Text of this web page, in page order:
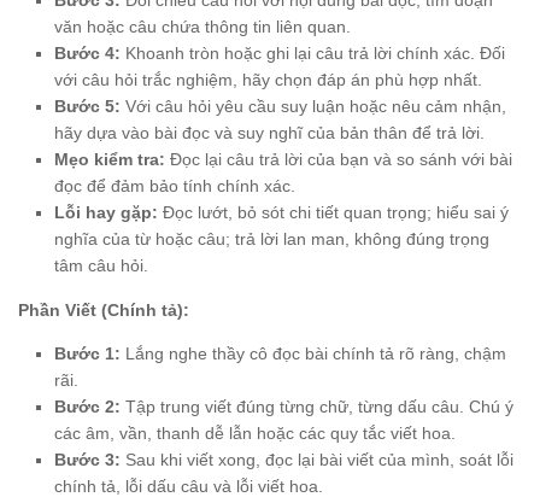
văn hoặc câu chứa thông tin liên quan.
Bước 4: Khoanh tròn hoặc ghi lại câu trả lời chính xác. Đối
với câu hỏi trắc nghiệm, hãy chọn đáp án phù hợp nhất.
Bước 5: Với câu hỏi yêu cầu suy luận hoặc nêu cảm nhận,
hãy dựa vào bài đọc và suy nghĩ của bản thân để trả lời.
Mẹo kiểm tra: Đọc lại câu trả lời của bạn và so sánh với bài
đọc để đảm bảo tính chính xác.
Lỗi hay gặp: Đọc lướt, bỏ sót chi tiết quan trọng; hiểu sai ý
nghĩa của từ hoặc câu; trả lời lan man, không đúng trọng
tâm câu hỏi.
Phần Viết (Chính tả):
Bước 1: Lắng nghe thầy cô đọc bài chính tả rõ ràng, chậm
rãi.
Bước 2: Tập trung viết đúng từng chữ, từng dấu câu. Chú ý
các âm, vần, thanh dễ lẫn hoặc các quy tắc viết hoa.
Bước 3: Sau khi viết xong, đọc lại bài viết của mình, soát lỗi
chính tả, lỗi dấu câu và lỗi viết hoa.